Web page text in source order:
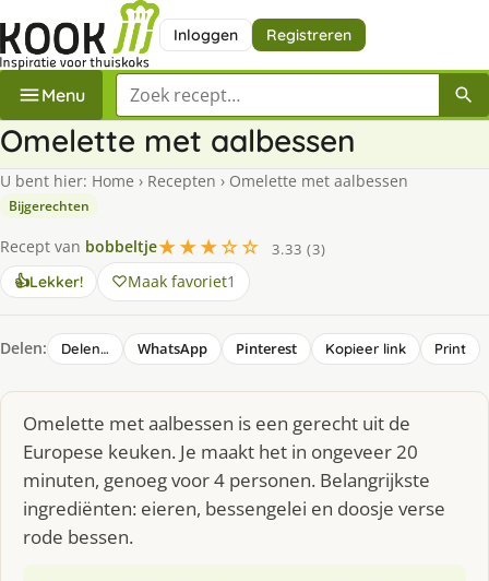
Inloggen Registreren
Menu Zoek een recept
Omelette met aalbessen
U bent hier: Home › Recepten › Omelette met aalbessen
Bijgerechten
Recept van bobbeltje★★★☆☆
3.33 (3)
👍Lekker! Maak favoriet1
Delen: Delen… WhatsApp Pinterest Kopieer link Print
Omelette met aalbessen is een gerecht uit de
Europese keuken. Je maakt het in ongeveer 20
minuten, genoeg voor 4 personen. Belangrijkste
ingrediënten: eieren, bessengelei en doosje verse
rode bessen.